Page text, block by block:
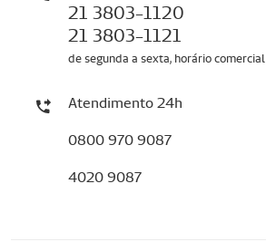
21 3803-1120
21 3803-1121
de segunda a sexta, horário comercial
Atendimento 24h
0800 970 9087
4020 9087